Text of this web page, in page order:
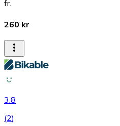
fr.
260 kr
3.8
(2)